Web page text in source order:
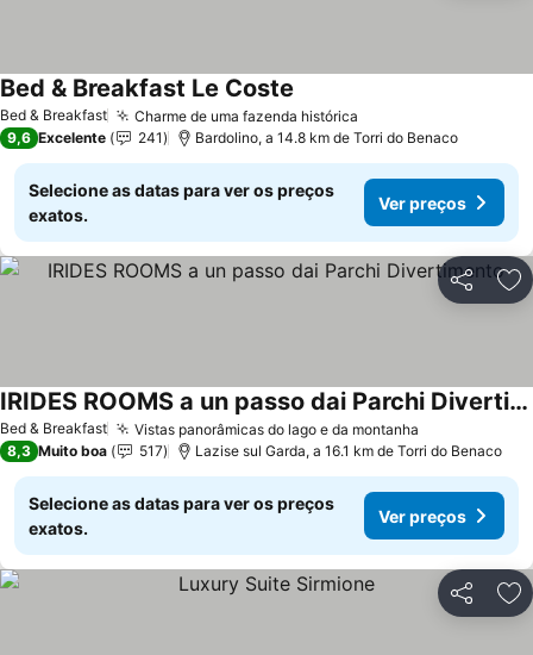
Bed & Breakfast Charme de uma fazenda histórica
Bed & Breakfast Le Coste
9,6 Excelente 241 Bardolino, a 14.8 km de Torri do Benaco
Selecione as datas para ver os preços
exatos.
Ver preços
Partilhar
Bed & Breakfast Vistas panorâmicas do lago e da montanha
IRIDES ROOMS a un passo dai Parchi Divertimento
Ver preços
8,3 Muito boa 517 Lazise sul Garda, a 16.1 km de Torri do Benaco
Selecione as datas para ver os preços
exatos.
Ver preços
Partilhar